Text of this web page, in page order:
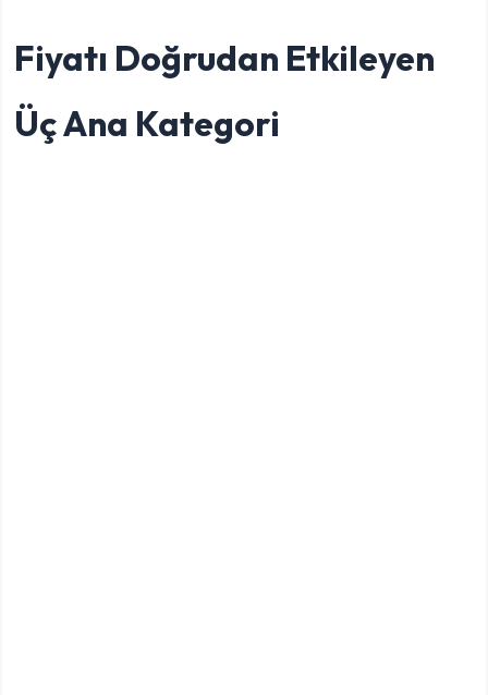
Fiyatı Doğrudan Etkileyen
Üç Ana Kategori